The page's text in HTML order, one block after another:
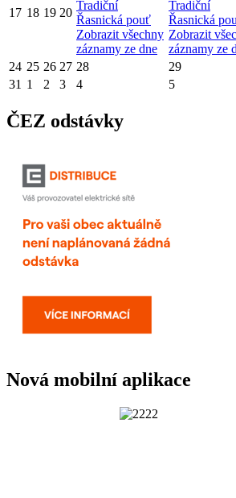
17 18 19 20
Tradiční
Řasnická pouť
Zobrazit všechny
záznamy ze dne
Tradiční
Řasnická
Zobrazit
záznamy ze
24 25 26 27 28 29
31 1 2 3 4 5
ČEZ odstávky
Nová mobilní aplikace